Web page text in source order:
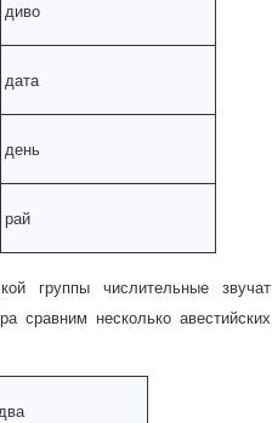
диво
дата
день
рай
группы числительные звучат
сравним несколько авестийских
два